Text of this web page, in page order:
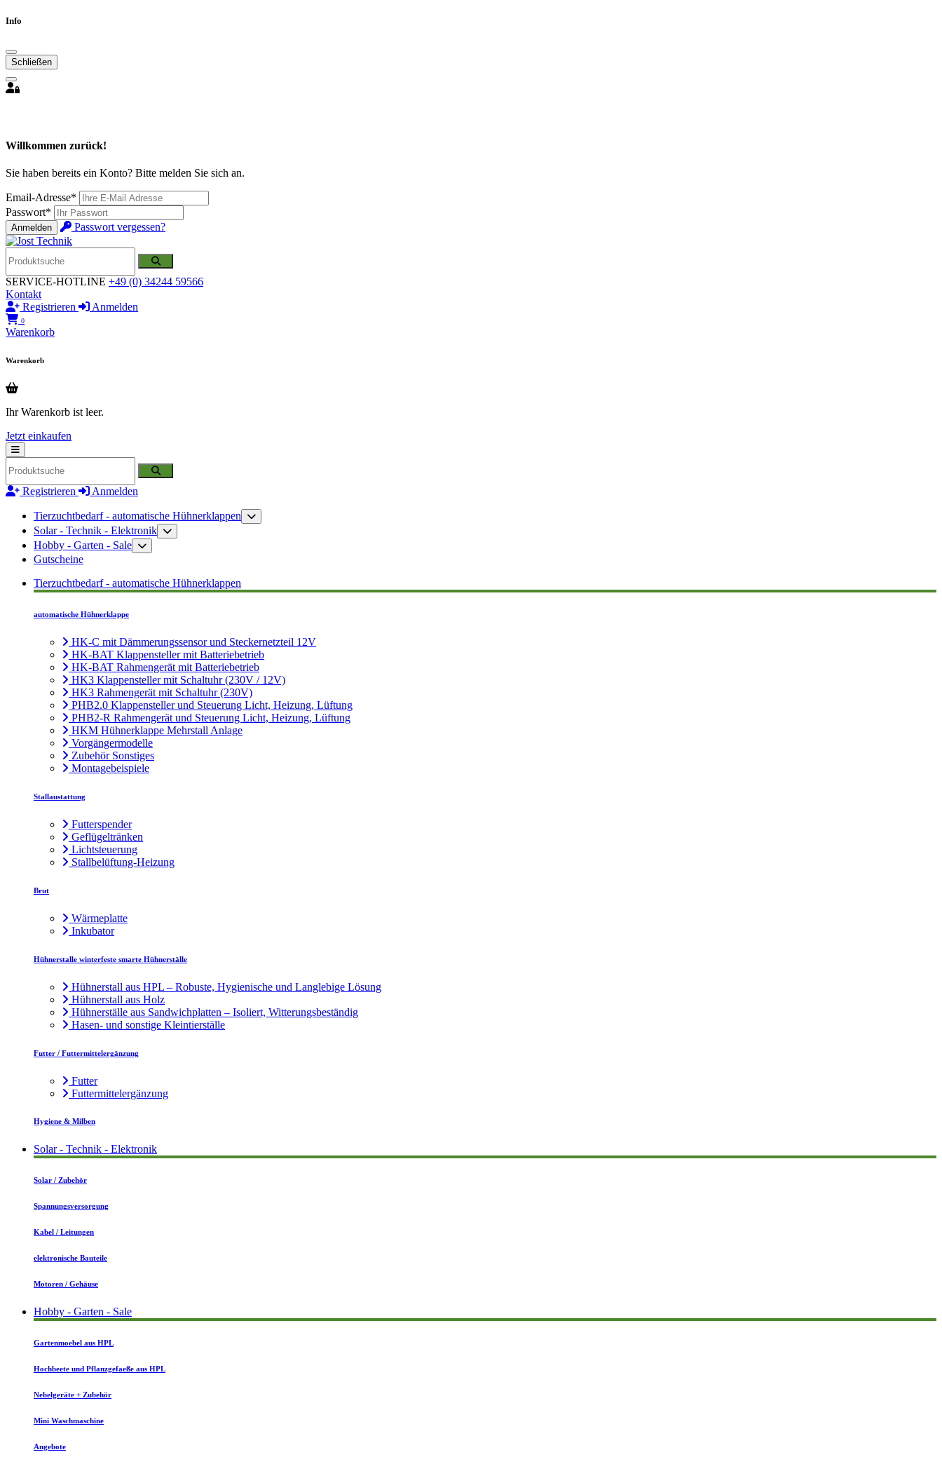
Info
Schließen
Willkommen zurück!
Sie haben bereits ein Konto? Bitte melden Sie sich an.
Email-Adresse*
Passwort*
Anmelden Passwort vergessen?
SERVICE-HOTLINE +49 (0) 34244 59566
Kontakt
Registrieren
Anmelden
0
Warenkorb
Warenkorb
Ihr Warenkorb ist leer.
Jetzt einkaufen
Registrieren Anmelden
Tierzuchtbedarf - automatische Hühnerklappen
Solar - Technik - Elektronik
Hobby - Garten - Sale
Gutscheine
Tierzuchtbedarf - automatische Hühnerklappen
automatische Hühnerklappe
HK-C mit Dämmerungssensor und Steckernetzteil 12V
HK-BAT Klappensteller mit Batteriebetrieb
HK-BAT Rahmengerät mit Batteriebetrieb
HK3 Klappensteller mit Schaltuhr (230V / 12V)
HK3 Rahmengerät mit Schaltuhr (230V)
PHB2.0 Klappensteller und Steuerung Licht, Heizung, Lüftung
PHB2-R Rahmengerät und Steuerung Licht, Heizung, Lüftung
HKM Hühnerklappe Mehrstall Anlage
Vorgängermodelle
Zubehör Sonstiges
Montagebeispiele
Stallaustattung
Futterspender
Geflügeltränken
Lichtsteuerung
Stallbelüftung-Heizung
Brut
Wärmeplatte
Inkubator
Hühnerstalle winterfeste smarte Hühnerställe
Hühnerstall aus HPL – Robuste, Hygienische und Langlebige Lösung
Hühnerstall aus Holz
Hühnerställe aus Sandwichplatten – Isoliert, Witterungsbeständig
Hasen- und sonstige Kleintierställe
Futter / Futtermittelergänzung
Futter
Futtermittelergänzung
Hygiene & Milben
Solar - Technik - Elektronik
Solar / Zubehör
Spannungsversorgung
Kabel / Leitungen
elektronische Bauteile
Motoren / Gehäuse
Hobby - Garten - Sale
Gartenmoebel aus HPL
Hochbeete und Pflanzgefaeße aus HPL
Nebelgeräte + Zubehör
Mini Waschmaschine
Angebote